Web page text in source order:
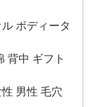
ボディータ
背中 ギフト
男性 毛穴